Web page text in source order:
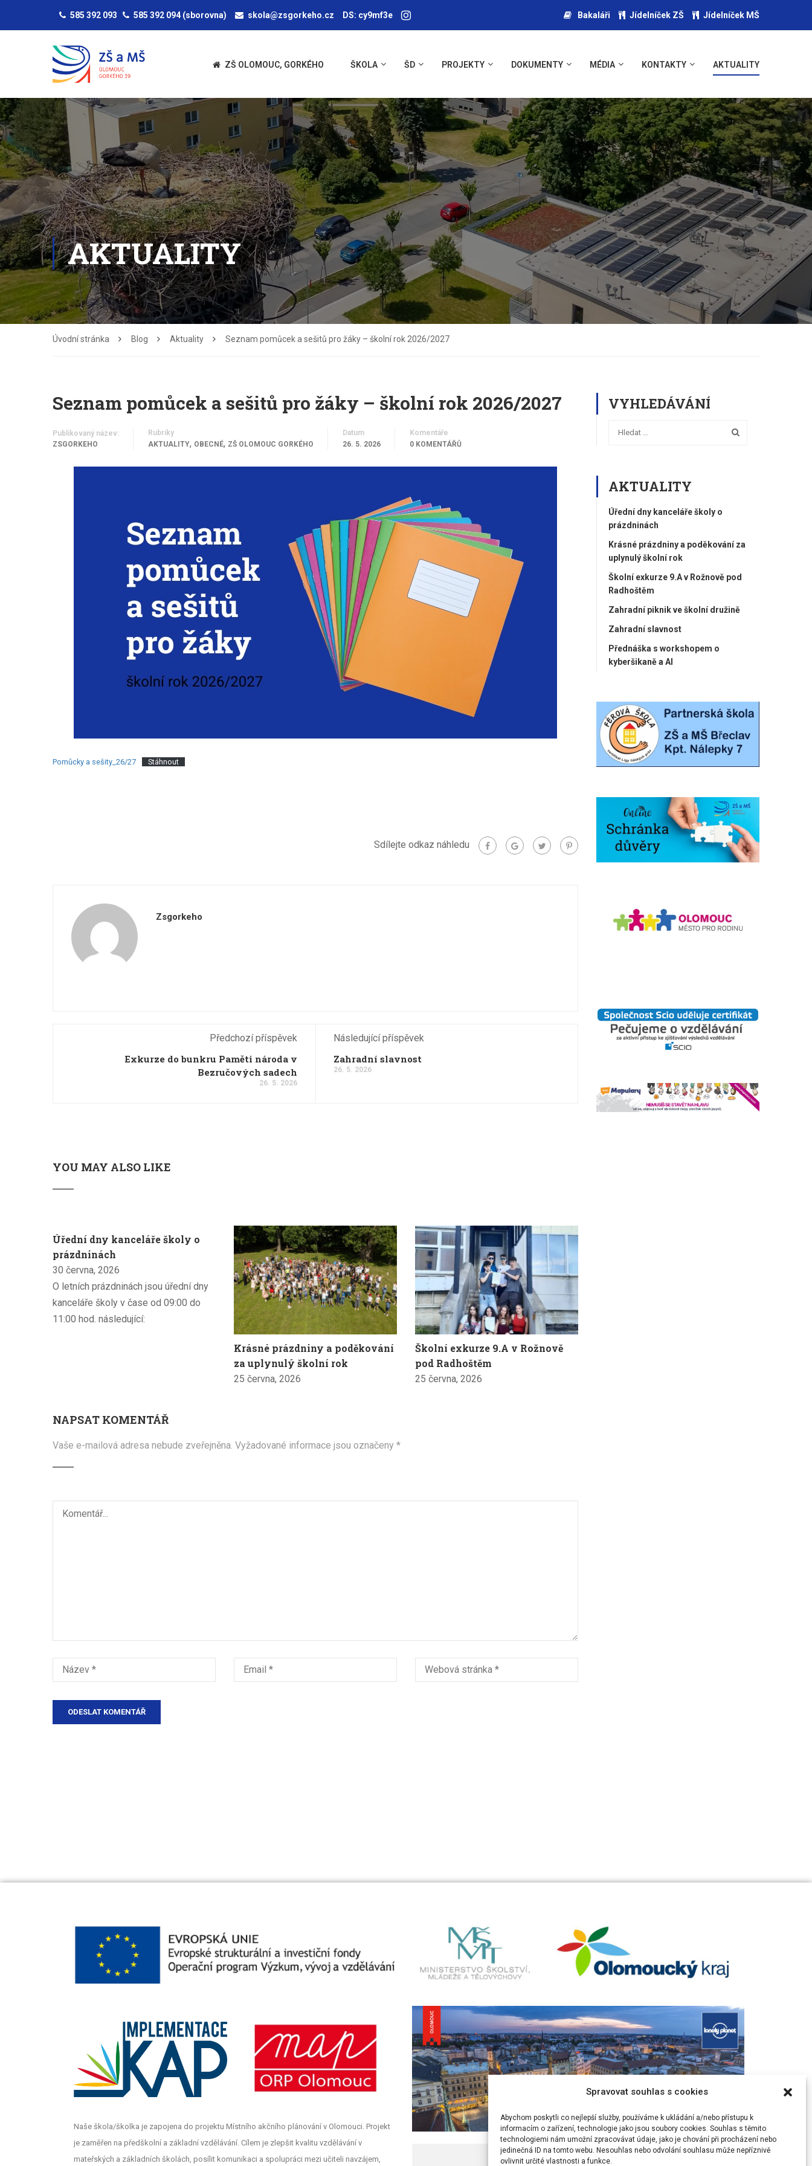
Spravovat souhlas s cookies
Abychom poskytli co nejlepší služby, používáme k ukládání a/nebo přístupu k
informacím o zařízení, technologie jako jsou soubory cookies. Souhlas s těmito
technologiemi nám umožní zpracovávat údaje, jako je chování při procházení nebo
jedinečná ID na tomto webu. Nesouhlas nebo odvolání souhlasu může nepříznivě
ovlivnit určité vlastnosti a funkce.
585 392 093 585 392 094 (sborovna) skola@zsgorkeho.cz DS: cy9mf3e Bakaláři Jídelníček ZŠ Jídelníček MŠ
ZŠ OLOMOUC, GORKÉHO ŠKOLA ŠD PROJEKTY DOKUMENTY MÉDIA KONTAKTY AKTUALITY
AKTUALITY
Úvodní stránka Blog Aktuality Seznam pomůcek a sešitů pro žáky – školní rok 2026/2027
Seznam pomůcek a sešitů pro žáky – školní rok 2026/2027
Publikovaný název:
ZSGORKEHO
Rubriky
AKTUALITY, OBECNÉ, ZŠ OLOMOUC GORKÉHO
Datum
26. 5. 2026
Komentáře
0 KOMENTÁŘŮ
Pomůcky a sešity_26/27 Stáhnout
Sdílejte odkaz náhledu
Zsgorkeho
Předchozí příspěvek
Exkurze do bunkru Paměti národa v
Bezručových sadech
26. 5. 2026
Následující příspěvek
Zahradní slavnost
26. 5. 2026
YOU MAY ALSO LIKE
Úřední dny kanceláře školy o
prázdninách
30 června, 2026
O letních prázdninách jsou úřední dny
kanceláře školy v čase od 09:00 do
11:00 hod. následující:
Krásné prázdniny a poděkování
za uplynulý školní rok
25 června, 2026
Školní exkurze 9.A v Rožnově
pod Radhoštěm
25 června, 2026
NAPSAT KOMENTÁŘ
Vaše e-mailová adresa nebude zveřejněna. Vyžadované informace jsou označeny *
VYHLEDÁVÁNÍ
AKTUALITY
Úřední dny kanceláře školy o
prázdninách
Krásné prázdniny a poděkování za
uplynulý školní rok
Školní exkurze 9.A v Rožnově pod
Radhoštěm
Zahradní piknik ve školní družině
Zahradní slavnost
Přednáška s workshopem o
kyberšikaně a AI
Naše škola/školka je zapojena do projektu Místního akčního plánování v Olomouci. Projekt
je zaměřen na předškolní a základní vzdělávání. Cílem je zlepšit kvalitu vzdělávání v
mateřských a základních školách, posílit komunikaci a spolupráci mezi učiteli navzájem,